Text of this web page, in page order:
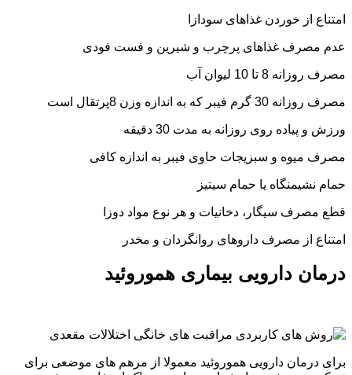
امتناع از خوردن غذاهای سودازا
عدم مصرف غذاهای پرچرب و شیرین و فست فودی
مصرف روزانه 8 تا 10 لیوان آب
مصرف روزانه 30 گرم فیبر که به اندازه وزن 8پرتقال است
ورزش و پیاده روی روزانه به مدت 30 دقیقه
مصرف میوه و سبزیجات حاوی فیبر به اندازه کافی
حمام نشیمنگاه یا حمام سیتیز
قطع مصرف سیگار، دخانیات و هر نوع مواد دوزا
امتناع از مصرف داروهای روانگردان و مخدر
درمان دارویی بیماری هموروئید
برای درمان دارویی هموروئید معمولا از مرهم های موضعی برای